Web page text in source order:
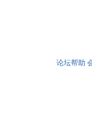
论坛帮助